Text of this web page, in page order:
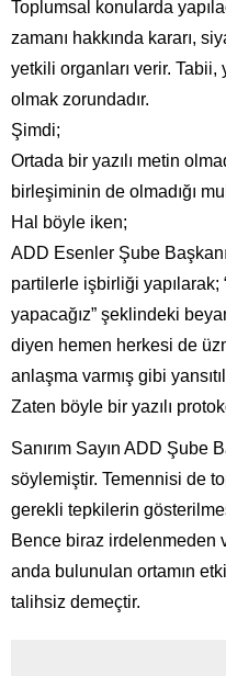
Toplumsal konularda
zamanı hakkında kararı,
yetkili organları verir.
olmak zorundadır.
Şimdi;
Ortada bir yazılı metin
birleşiminin de olmadığı
Hal böyle iken;
ADD Esenler Şube
partilerle işbirliği
yapacağız” şeklindeki
diyen hemen herkesi de
anlaşma varmış gibi
Zaten böyle bir yazılı
Sanırım Sayın ADD Şube
söylemiştir. Temennisi de
gerekli tepkilerin
Bence biraz irdelenmeden
anda bulunulan ortamın
talihsiz demeçtir.